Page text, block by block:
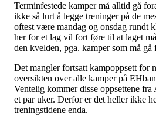
Terminfestede kamper må alltid gå
ikke så lurt å legge treninger på de
oftest være mandag og onsdag rundt
her for et lag vil fort føre til at laget
den kvelden, pga. kamper som må gå
Det mangler fortsatt kampoppsett for
oversikten over alle kamper på
Ventelig kommer disse oppsettene
et par uker. Derfor er det heller ikke
treningstidene enda.